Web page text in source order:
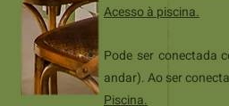
Acesso à piscina.
Pode ser conectada
andar). Ao ser
Piscina.